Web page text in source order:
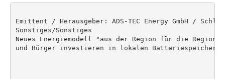
Emittent / Herausgeber: ADS-TEC Energy GmbH /
Sonstiges/Sonstiges
Neues Energiemodell "aus der Region für die
und Bürger investieren in lokalen Batteriespeicher